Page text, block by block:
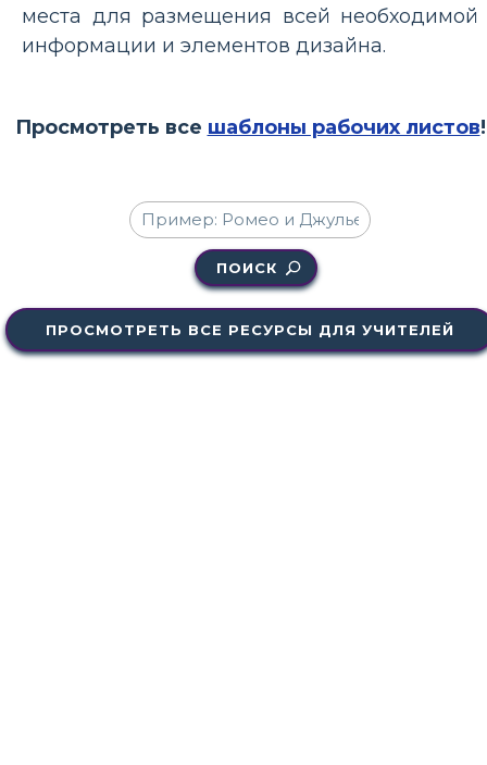
места для размещения всей необходимой
информации и элементов дизайна.
Просмотреть все шаблоны рабочих листов!
ПОИСК
ПРОСМОТРЕТЬ ВСЕ РЕСУРСЫ ДЛЯ УЧИТЕЛЕЙ